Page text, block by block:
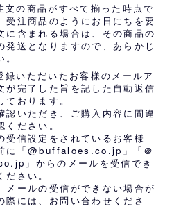
の商品がすべて揃った時点で
受注商品のようにお日にちを要
に含まれる場合は、その商品の
発送となりますので、あらかじ
いただいたお客様のメールア
が完了した旨を記した自動返信
ております。
認いただき、ご購入内容に間違
ださい。
受信設定をされているお客様
に「@buffaloes.co.jp」「＠
」からのメールを受信でき
さい。
メールの受信ができない場合が
には、 お問い合わせくださ